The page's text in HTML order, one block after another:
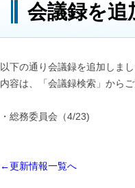
会議録を追
以下の通り会議録を追加しまし
内容は、「会議録検索」からご
・総務委員会（4/23)
←更新情報一覧へ